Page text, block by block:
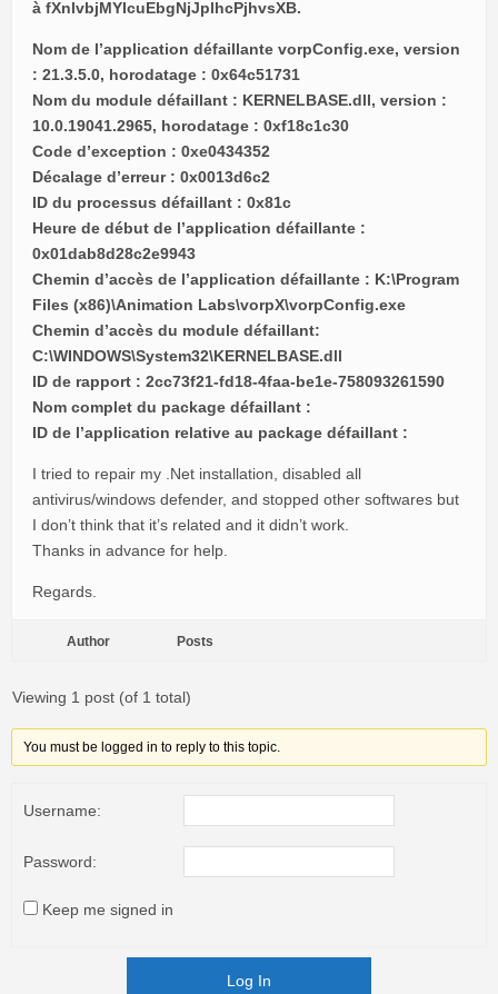
Nom de l’application défaillante vorpConfig.exe, version
: 21.3.5.0, horodatage : 0x64c51731
Nom du module défaillant : KERNELBASE.dll, version :
10.0.19041.2965, horodatage : 0xf18c1c30
Code d’exception : 0xe0434352
Décalage d’erreur : 0x0013d6c2
ID du processus défaillant : 0x81c
Heure de début de l’application défaillante :
0x01dab8d28c2e9943
Chemin d’accès de l’application défaillante : K:\Program
Files (x86)\Animation Labs\vorpX\vorpConfig.exe
Chemin d’accès du module défaillant:
C:\WINDOWS\System32\KERNELBASE.dll
ID de rapport : 2cc73f21-fd18-4faa-be1e-758093261590
Nom complet du package défaillant :
ID de l’application relative au package défaillant :
I tried to repair my .Net installation, disabled all
antivirus/windows defender, and stopped other softwares but
I don’t think that it’s related and it didn’t work.
Thanks in advance for help.
Regards.
Author Posts
Viewing 1 post (of 1 total)
You must be logged in to reply to this topic.
Username:
Password:
Keep me signed in
Log In